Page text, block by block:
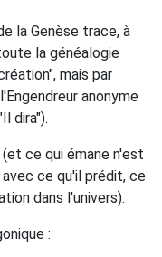
la Genèse trace, à
la généalogie
mais par
anonyme
dira").
ce qui émane n'est
ce qu'il prédit, ce
dans l'univers).
: